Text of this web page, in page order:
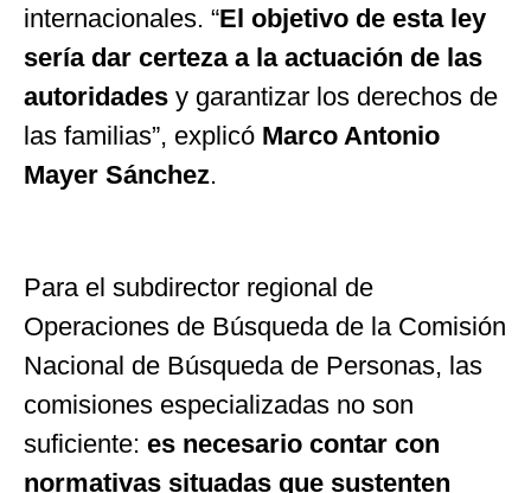
internacionales. “El objetivo de esta ley
sería dar certeza a la actuación de las
autoridades y garantizar los derechos de
las familias”, explicó Marco Antonio
Mayer Sánchez.
Para el subdirector regional de
Operaciones de Búsqueda de la Comisión
Nacional de Búsqueda de Personas, las
comisiones especializadas no son
suficiente: es necesario contar con
normativas situadas que sustenten